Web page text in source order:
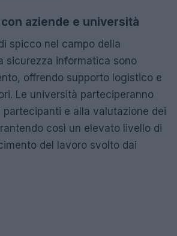
aziende e università
spicco nel campo della
sicurezza informatica sono
offrendo supporto logistico e
Le università parteciperanno
partecipanti e alla valutazione dei
così un elevato livello di
del lavoro svolto dai